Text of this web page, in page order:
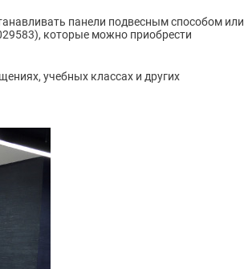
панели подвесным способом или
которые можно приобрести
учебных классах и других